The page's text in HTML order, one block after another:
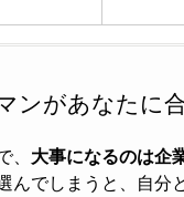
ンがあなたに
、 大事になるのは企
んでしまうと、自分